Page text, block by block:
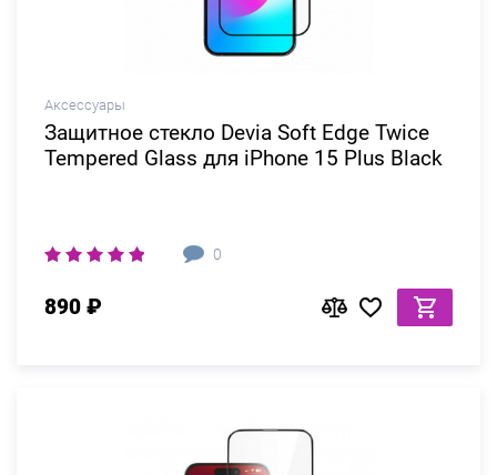
Аксессуары
Защитное стекло Devia Soft Edge Twice
Tempered Glass для iPhone 15 Plus Black
0
890 ₽